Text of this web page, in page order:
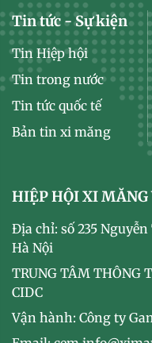
Tin tức - Sự kiện
Tin Hiệp hội
Tin trong nước
Tin tức quốc tế
Bản tin xi măng
HIỆP HỘI XI
Địa chỉ: số 235
Hà Nội
TRUNG TÂM THÔNG
CIDC
Vận hành: Công ty